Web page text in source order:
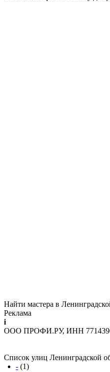
Найти мастера в
Реклама
i
ООО ПРОФИ.РУ, ИНН
Список улиц Ленинградской
- (1)